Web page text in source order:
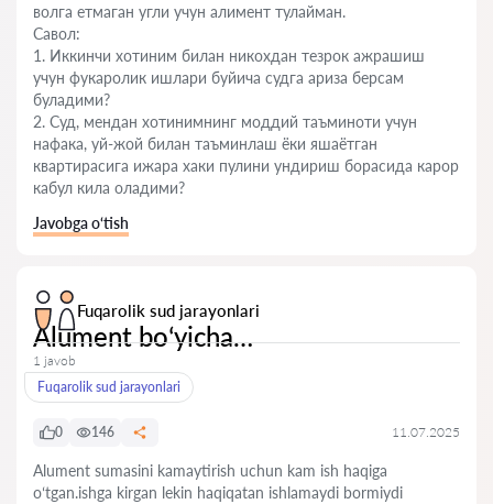
волга етмаган угли учун алимент тулайман.
Савол:
1. Иккинчи хотиним билан никохдан тезрок ажрашиш
учун фукаролик ишлари буйича судга ариза берсам
буладими?
2. Суд, мендан хотинимнинг моддий таъминоти учун
нафака, уй-жой билан таъминлаш ёки яшаётган
квартирасига ижара хаки пулини ундириш борасида карор
кабул кила оладими?
Javobga o‘tish
Fuqarolik sud jarayonlari
Alument boʻyicha…
1 javob
Fuqarolik sud jarayonlari
0 146 11.07.2025
Alument sumasini kamaytirish uchun kam ish haqiga
oʻtgan.ishga kirgan lekin haqiqatan ishlamaydi bormiydi